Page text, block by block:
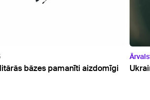
ieradies vizītē Serbijā
ASV